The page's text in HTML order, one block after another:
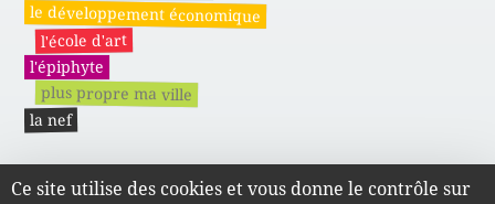
le développement économique
l'école d'art
l'épiphyte
plus propre ma ville
la nef
Actes administratifs du SMAPE
Ce site utilise des cookies et vous donne le contrôle sur